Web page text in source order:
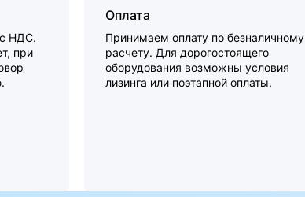
с НДС.
при
Оплата
Принимаем оплату по безналичному
расчету. Для дорогостоящего
оборудования возможны условия
лизинга или поэтапной оплаты.